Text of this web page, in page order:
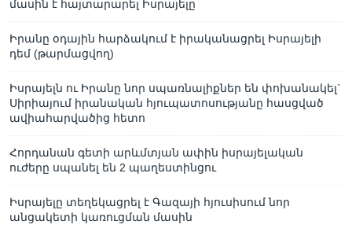
մասին է հայտարարել Իսրայելը
Իրանը օդային հարձակում է իրականացրել Իսրայելի
դեմ (թարմացվող)
Իսրայելն ու Իրանը նոր սպառնալիքներ են փոխանակել`
Սիրիայում իրանական հյուպատոսությանը հասցված
ավիահարվածից հետո
Հորդանան գետի արևմտյան ափին իսրայելական
ուժերը սպանել են 2 պաղեստինցու
Իսրայելը տեղեկացրել է Գազայի հյուսիսում նոր
անցակետի կառուցման մասին